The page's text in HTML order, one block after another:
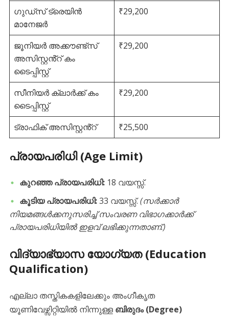
ഗുഡ്‌സ് ട്രെയിൻ
മാനേജർ
₹29,200
ജൂനിയർ അക്കൗണ്ട്സ്
അസിസ്റ്റൻ്റ് കം
ടൈപ്പിസ്റ്റ്
₹29,200
സീനിയർ ക്ലാർക്ക് കം
ടൈപ്പിസ്റ്റ്
₹29,200
ട്രാഫിക് അസിസ്റ്റൻ്റ് ₹25,500
പ്രായപരിധി (Age Limit)
കുറഞ്ഞ പ്രായപരിധി:18 വയസ്സ്.
കൂടിയ പ്രായപരിധി:33 വയസ്സ്.(സർക്കാർ
നിയമങ്ങൾക്കനുസരിച്ച് സംവരണ വിഭാഗക്കാർക്ക്
പ്രായപരിധിയിൽ ഇളവ് ലഭിക്കുന്നതാണ്.)
​വിദ്യാഭ്യാസ യോഗ്യത (Education
Qualification)
​എല്ലാ തസ്തികകളിലേക്കും അംഗീകൃത
യൂണിവേഴ്സിറ്റിയിൽ നിന്നുള്ള ബിരുദം (Degree)